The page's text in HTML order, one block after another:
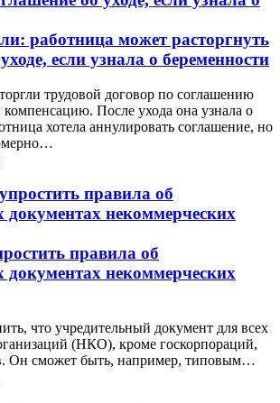
работница может расторгнуть
если узнала о беременности
трудовой договор по соглашению
После ухода она узнала о
хотела аннулировать соглашение, но
правила об
документах некоммерческих
что учредительный документ для всех
(НКО), кроме госкорпораций,
Он сможет быть, например, типовым…